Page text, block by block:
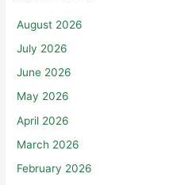
August 2026
July 2026
June 2026
May 2026
April 2026
March 2026
February 2026